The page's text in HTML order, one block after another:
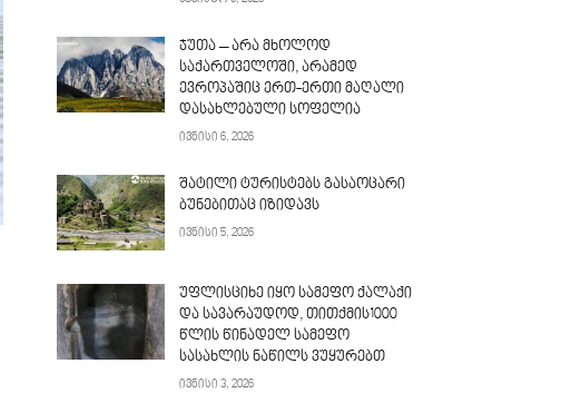
ჯუთა – არა მხოლოდ
საქართველოში, არამედ
ევროპაშიც ერთ-ერთი მაღალი
დასახლებული სოფელია
ივნისი 6, 2026
შატილი ტურისტებს გასაოცარი
ბუნებითაც იზიდავს
ივნისი 5, 2026
უფლისციხე იყო სამეფო ქალაქი
და სავარაუდოდ, თითქმის1000
წლის წინადელ სამეფო
სასახლის ნაწილს ვუყურებთ
ივნისი 3, 2026